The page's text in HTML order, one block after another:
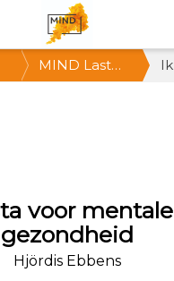
MIND Last
24/9, hartje
Utrecht
voor mentale
gezondheid
Hjördis Ebbens